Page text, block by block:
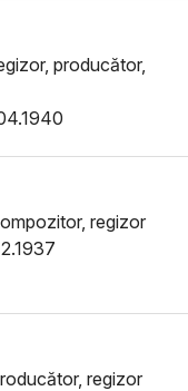
producător,
regizor
regizor